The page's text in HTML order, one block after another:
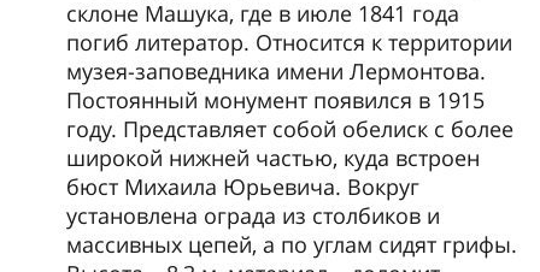
склоне Машука, где в июле 1841 года
погиб литератор. Относится к территории
музея-заповедника имени Лермонтова.
Постоянный монумент появился в 1915
году. Представляет собой обелиск с более
широкой нижней частью, куда встроен
бюст Михаила Юрьевича. Вокруг
установлена ограда из столбиков и
массивных цепей, а по углам сидят грифы.